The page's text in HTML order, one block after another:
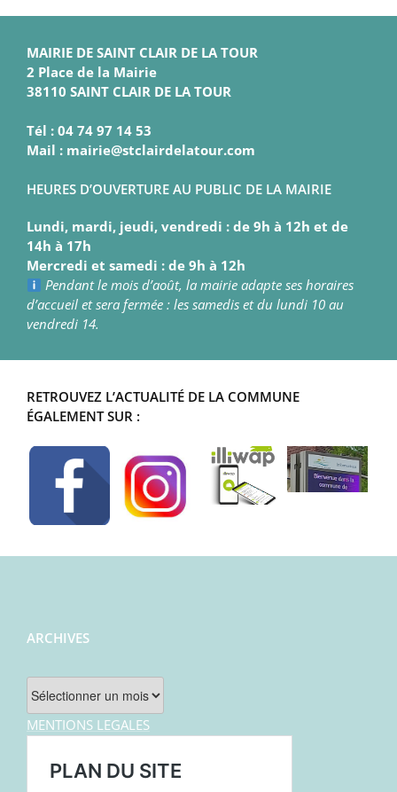
MAIRIE DE SAINT CLAIR DE LA TOUR
2 Place de la Mairie
38110 SAINT CLAIR DE LA TOUR
Tél : 04 74 97 14 53
Mail : mairie@stclairdelatour.com
HEURES D’OUVERTURE AU PUBLIC DE LA MAIRIE
Lundi, mardi, jeudi, vendredi : de 9h à 12h et de
14h à 17h
Mercredi et samedi : de 9h à 12h
Pendant le mois d’août, la mairie adapte ses horaires
d’accueil et sera fermée : les samedis et du lundi 10 au
vendredi 14.
RETROUVEZ L’ACTUALITÉ DE LA COMMUNE
ÉGALEMENT SUR :
ARCHIVES
Archives
MENTIONS LEGALES